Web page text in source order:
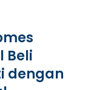
Beli
dengan